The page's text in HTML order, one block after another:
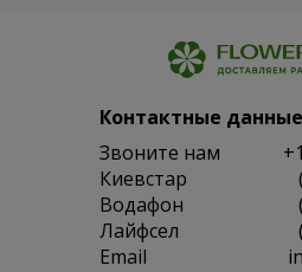
Контактные данные
Звоните нам
Киевстар
Водафон
Лайфсел
Email